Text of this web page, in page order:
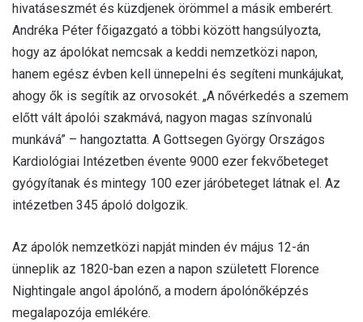
hivatáseszmét és küzdjenek örömmel a másik emberért.
Andréka Péter főigazgató a többi között hangsúlyozta,
hogy az ápolókat nemcsak a keddi nemzetközi napon,
hanem egész évben kell ünnepelni és segíteni munkájukat,
ahogy ők is segítik az orvosokét. „A nővérkedés a szemem
előtt vált ápolói szakmává, nagyon magas színvonalú
munkává” – hangoztatta. A Gottsegen György Országos
Kardiológiai Intézetben évente 9000 ezer fekvőbeteget
gyógyítanak és mintegy 100 ezer járóbeteget látnak el. Az
intézetben 345 ápoló dolgozik.
Az ápolók nemzetközi napját minden év május 12-án
ünneplik az 1820-ban ezen a napon született Florence
Nightingale angol ápolónő, a modern ápolónőképzés
megalapozója emlékére.